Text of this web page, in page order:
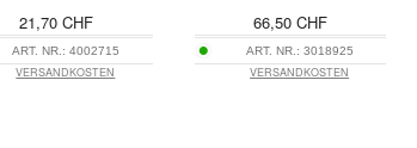
21,70 CHF
ART. NR.: 4002715
VERSANDKOSTEN
66,50 CHF
ART. NR.: 3018925
VERSANDKOSTEN